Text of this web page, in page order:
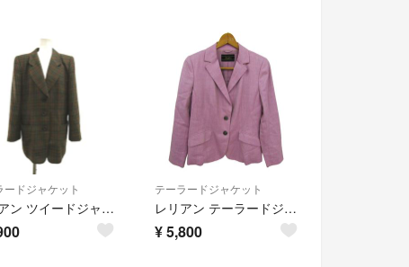
ードジャケット
レリアン ツイードジャケット 11 マルチカラー チェック柄 シングルブレスト
テーラードジャケット
レリアン テーラードジャケット アウター シルク混 日本製 レディース 11サイズ パープル Leilian
¥5,800